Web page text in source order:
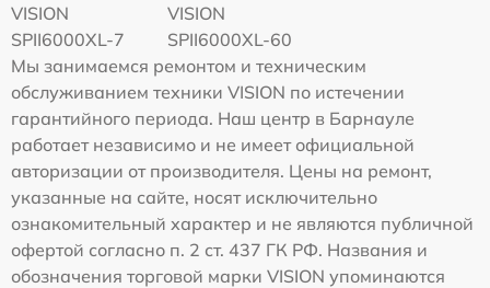
VISION
SPII6000XL-7
VISION
SPII6000XL-60
Мы занимаемся ремонтом и техническим
обслуживанием техники VISION по истечении
гарантийного периода. Наш центр в Барнауле
работает независимо и не имеет официальной
авторизации от производителя. Цены на ремонт,
указанные на сайте, носят исключительно
ознакомительный характер и не являются публичной
офертой согласно п. 2 ст. 437 ГК РФ. Названия и
обозначения торговой марки VISION упоминаются